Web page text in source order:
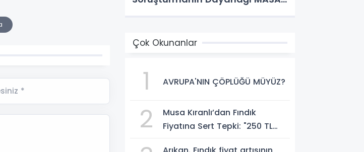
*
Çok Okunanlar
1 AVRUPA'NIN ÇÖPLÜĞÜ MÜYÜZ?
2
Musa Kıranlı’dan Fındık
Fiyatına Sert Tepki: "250 TL